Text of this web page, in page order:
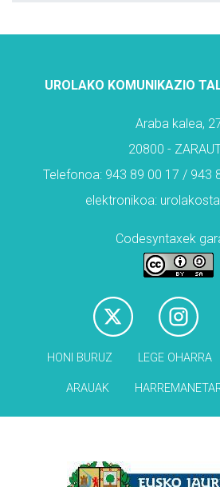
UROLAKO KOMUNIKAZIO
Araba kalea,
20800 -
Telefonoa: 943 89 00 17 / 943
elektronikoa:
Codesyntaxek
HONI BURUZ LEGE OHARRA
ARAUAK